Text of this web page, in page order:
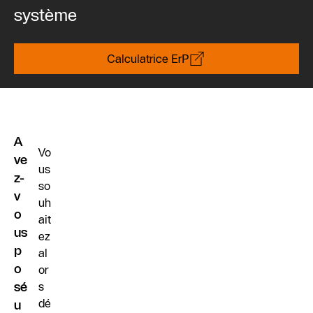
système
Calculatrice ErP
A
ve
z-
v
o
us
p
o
sé
u
Vo
us
so
uh
ait
ez
al
or
s
dé